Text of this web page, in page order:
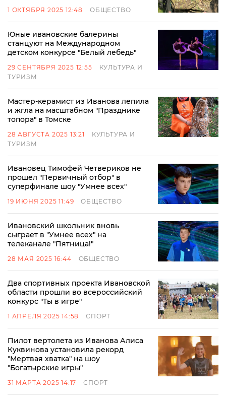
1 ОКТЯБРЯ 2025 12:48 ОБЩЕСТВО
Юные ивановские балерины
станцуют на Международном
детском конкурсе "Белый лебедь"
29 СЕНТЯБРЯ 2025 12:55
КУЛЬТУРА И
ТУРИЗМ
Мастер-керамист из Иванова лепила
и жгла на масштабном "Празднике
топора" в Томске
28 АВГУСТА 2025 13:21
КУЛЬТУРА И
ТУРИЗМ
Ивановец Тимофей Четвериков не
прошел "Первичный отбор" в
суперфинале шоу "Умнее всех"
19 ИЮНЯ 2025 11:49 ОБЩЕСТВО
Ивановский школьник вновь
сыграет в "Умнее всех" на
телеканале "Пятница!"
28 МАЯ 2025 16:44 ОБЩЕСТВО
Два спортивных проекта Ивановской
области прошли во всероссийский
конкурс "Ты в игре"
1 АПРЕЛЯ 2025 14:58 СПОРТ
Пилот вертолета из Иванова Алиса
Куквинова установила рекорд
"Мертвая хватка" на шоу
"Богатырские игры"
31 МАРТА 2025 14:17 СПОРТ